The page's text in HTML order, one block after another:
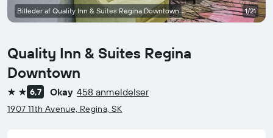
Quality Inn & Suites Regina
Downtown
2 stjerner
6,7 Okay 458 anmeldelser
1907 11th Avenue, Regina, SK
Billeder af Quality Inn & Suites Regina Downtown 1/21